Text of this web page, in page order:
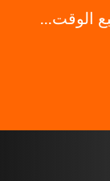
الوقت...